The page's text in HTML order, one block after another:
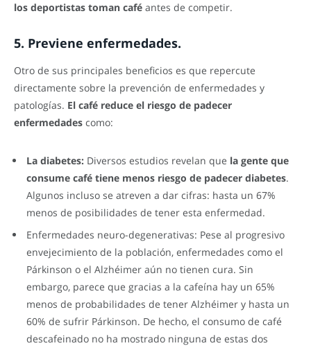
los deportistas toman café antes de competir.
5. Previene enfermedades.
Otro de sus principales beneficios es que repercute
directamente sobre la prevención de enfermedades y
patologías. El café reduce el riesgo de padecer
enfermedades como:
La diabetes: Diversos estudios revelan que la gente que
consume café tiene menos riesgo de padecer diabetes.
Algunos incluso se atreven a dar cifras: hasta un 67%
menos de posibilidades de tener esta enfermedad.
Enfermedades neuro-degenerativas: Pese al progresivo
envejecimiento de la población, enfermedades como el
Párkinson o el Alzhéimer aún no tienen cura. Sin
embargo, parece que gracias a la cafeína hay un 65%
menos de probabilidades de tener Alzhéimer y hasta un
60% de sufrir Párkinson. De hecho, el consumo de café
descafeinado no ha mostrado ninguna de estas dos